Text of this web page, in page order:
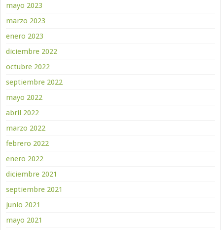
mayo 2023
marzo 2023
enero 2023
diciembre 2022
octubre 2022
septiembre 2022
mayo 2022
abril 2022
marzo 2022
febrero 2022
enero 2022
diciembre 2021
septiembre 2021
junio 2021
mayo 2021